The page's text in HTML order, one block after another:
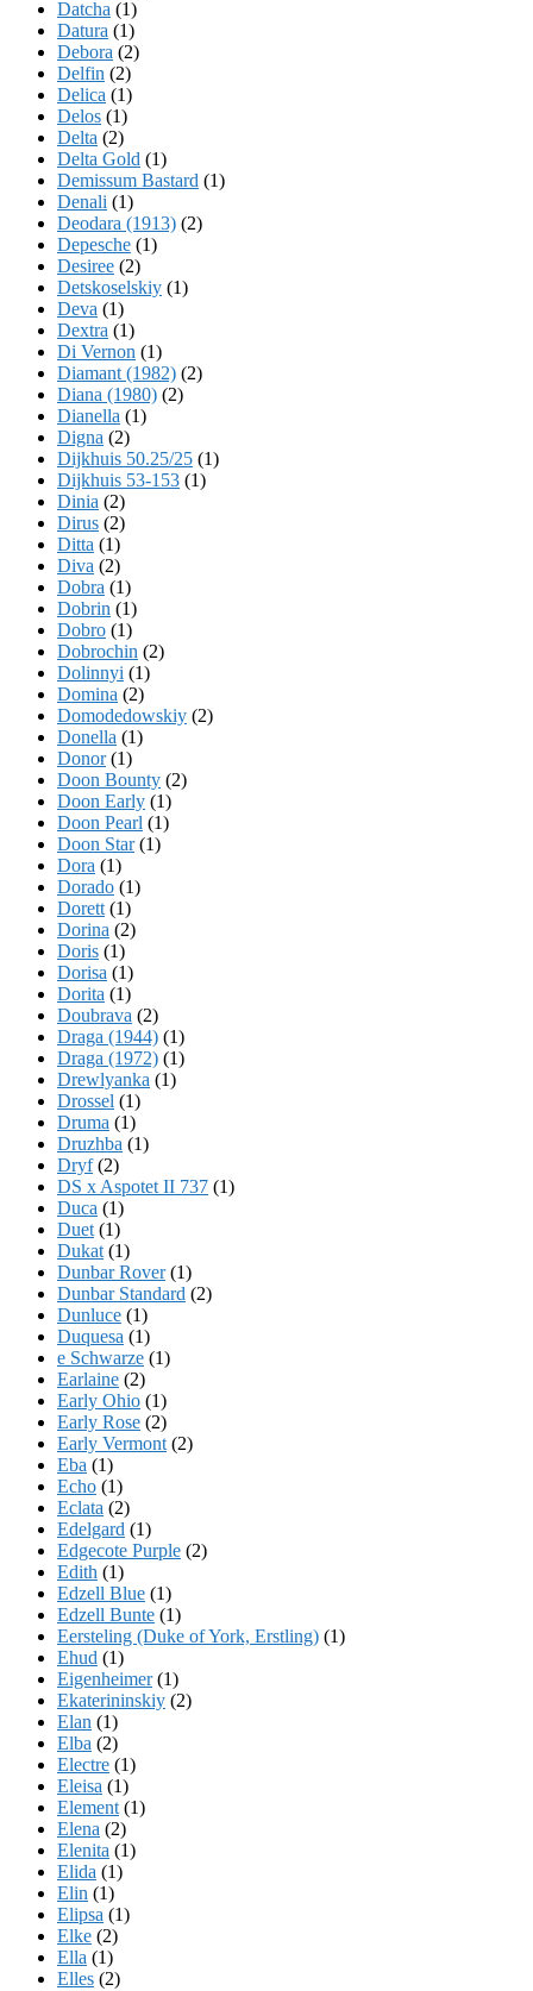
Datcha (1)
Datura (1)
Debora (2)
Delfin (2)
Delica (1)
Delos (1)
Delta (2)
Delta Gold (1)
Demissum Bastard (1)
Denali (1)
Deodara (1913) (2)
Depesche (1)
Desiree (2)
Detskoselskiy (1)
Deva (1)
Dextra (1)
Di Vernon (1)
Diamant (1982) (2)
Diana (1980) (2)
Dianella (1)
Digna (2)
Dijkhuis 50.25/25 (1)
Dijkhuis 53-153 (1)
Dinia (2)
Dirus (2)
Ditta (1)
Diva (2)
Dobra (1)
Dobrin (1)
Dobro (1)
Dobrochin (2)
Dolinnyi (1)
Domina (2)
Domodedowskiy (2)
Donella (1)
Donor(1)
Doon Bounty (2)
Doon Early (1)
Doon Pearl (1)
Doon Star(1)
Dora (1)
Dorado (1)
Dorett (1)
Dorina (2)
Doris (1)
Dorisa (1)
Dorita (1)
Doubrava (2)
Draga (1944) (1)
Draga (1972) (1)
Drewlyanka (1)
Drossel (1)
Druma (1)
Druzhba (1)
Dryf(2)
DS x Aspotet II 737 (1)
Duca (1)
Duet (1)
Dukat (1)
Dunbar Rover(1)
Dunbar Standard (2)
Dunluce (1)
Duquesa (1)
e Schwarze (1)
Earlaine (2)
Early Ohio (1)
Early Rose (2)
Early Vermont (2)
Eba (1)
Echo (1)
Eclata (2)
Edelgard (1)
Edgecote Purple (2)
Edith (1)
Edzell Blue (1)
Edzell Bunte (1)
Eersteling (Duke of York, Erstling) (1)
Ehud (1)
Eigenheimer(1)
Ekaterininskiy (2)
Elan (1)
Elba (2)
Electre (1)
Eleisa (1)
Element (1)
Elena (2)
Elenita (1)
Elida (1)
Elin (1)
Elipsa (1)
Elke (2)
Ella (1)
Elles (2)